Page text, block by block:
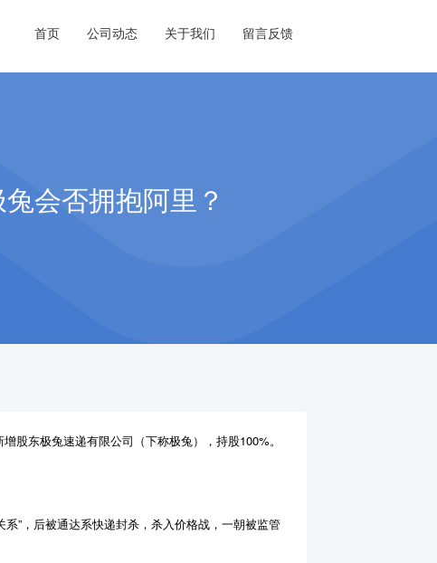
首页 公司动态 关于我们 留言反馈
会否拥抱阿里？
股东极兔速递有限公司（下称极兔），持股100%。
”，后被通达系快递封杀，杀入价格战，一朝被监管